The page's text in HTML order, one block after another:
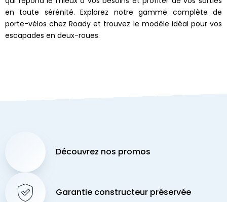
en toute sérénité. Explorez notre gamme complète de
porte-vélos chez Roady et trouvez le modèle idéal pour vos
escapades en deux-roues.
Découvrez nos promos
Garantie constructeur préservée